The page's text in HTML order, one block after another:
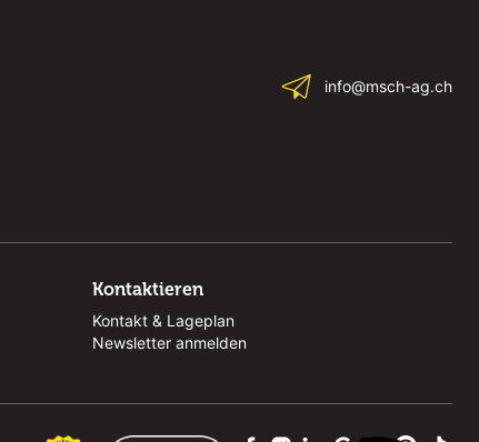
info@msch-ag.ch
Kontaktieren
Kontakt & Lageplan
Newsletter anmelden